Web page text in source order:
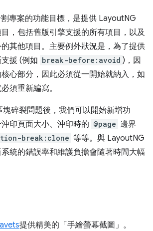
專案的功能目標，是提供 LayoutNG
，包括舊版引擎支援的所有項目，以及
其他項目。主要例外狀況是，為了提供
援 (例如 break-before:avoid )，因
心部分，因此必須從一開始就納入，如
須重新編寫。
碎裂問題後，我們可以開始新增功
印頁面大小、沖印時的 @page 邊界
break:clone 等等。與 LayoutNG
統的錯誤率和維護負擔會隨著時間大幅
提供精美的「手繪螢幕截圖」。